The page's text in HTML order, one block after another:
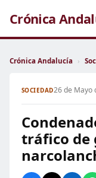
Crónica
Crónica Andalucía ›
SOCIEDAD26 de Mayo
tráfico de